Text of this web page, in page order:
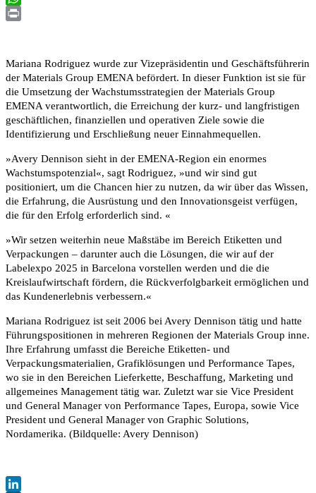
WhatsApp
Mariana Rodriguez wurde zur Vizepräsidentin und Geschäftsführerin
der Materials Group EMENA befördert. In dieser Funktion ist sie für
die Umsetzung der Wachstumsstrategien der Materials Group
EMENA verantwortlich, die Erreichung der kurz- und langfristigen
geschäftlichen, finanziellen und operativen Ziele sowie die
Identifizierung und Erschließung neuer Einnahmequellen.
»Avery Dennison sieht in der EMENA-Region ein enormes
Wachstumspotenzial«, sagt Rodriguez, »und wir sind gut
positioniert, um die Chancen hier zu nutzen, da wir über das Wissen,
die Erfahrung, die Ausrüstung und den Innovationsgeist verfügen,
die für den Erfolg erforderlich sind. «
»Wir setzen weiterhin neue Maßstäbe im Bereich Etiketten und
Verpackungen – darunter auch die Lösungen, die wir auf der
Labelexpo 2025 in Barcelona vorstellen werden und die die
Kreislaufwirtschaft fördern, die Rückverfolgbarkeit ermöglichen und
das Kundenerlebnis verbessern.«
Mariana Rodriguez ist seit 2006 bei Avery Dennison tätig und hatte
Führungspositionen in mehreren Regionen der Materials Group inne.
Ihre Erfahrung umfasst die Bereiche Etiketten- und
Verpackungsmaterialien, Grafiklösungen und Performance Tapes,
wo sie in den Bereichen Lieferkette, Beschaffung, Marketing und
allgemeines Management tätig war. Zuletzt war sie Vice President
und General Manager von Performance Tapes, Europa, sowie Vice
President und General Manager von Graphic Solutions,
Nordamerika. (Bildquelle: Avery Dennison)